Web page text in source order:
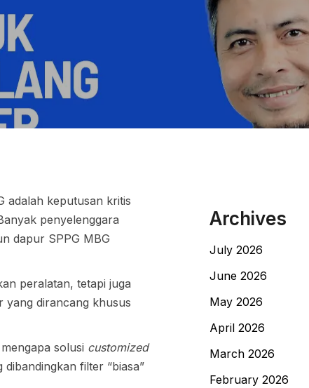
adalah keputusan kritis
penyelenggara
dapur SPPG MBG
peralatan, tetapi juga
yang dirancang khusus
solusi customized
filter “biasa”
Archives
July 2026
June 2026
May 2026
April 2026
March 2026
February 2026